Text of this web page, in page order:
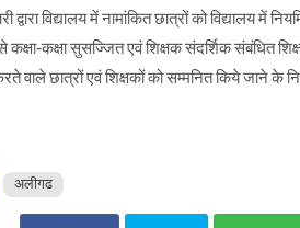
द्वारा विद्यालय में नामांकित छात्रों को विद्यालय में
कक्षा-कक्षा सुसज्जित एवं शिक्षक संदर्शिक संबंधित
वाले छात्रों एवं शिक्षकों को सम्मनित किये जाने के
अलीगढ